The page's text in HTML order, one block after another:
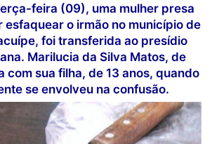
feira (09), uma mulher presa
esfaquear o irmão no município de
foi transferida ao presídio
Marilucia da Silva Matos, de
com sua filha, de 13 anos, quando
se envolveu na confusão.